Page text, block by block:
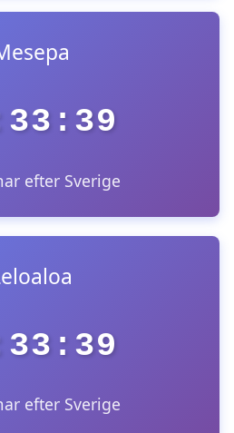
efter Sverige
efter Sverige